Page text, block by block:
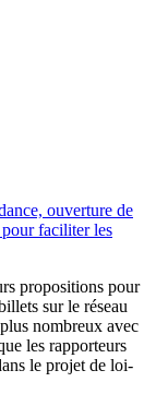
ouverture de
faciliter les
propositions pour
sur le réseau
nombreux avec
les rapporteurs
le projet de loi-